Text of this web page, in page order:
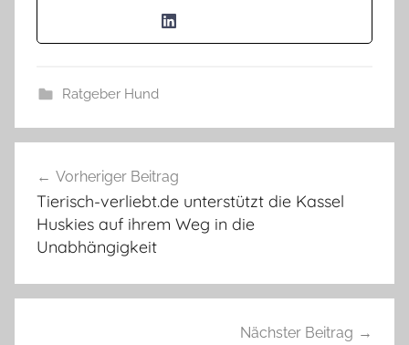
Ratgeber Hund
Vorheriger Beitrag
Tierisch-verliebt.de unterstützt die Kassel
Huskies auf ihrem Weg in die
Unabhängigkeit
Nächster Beitrag